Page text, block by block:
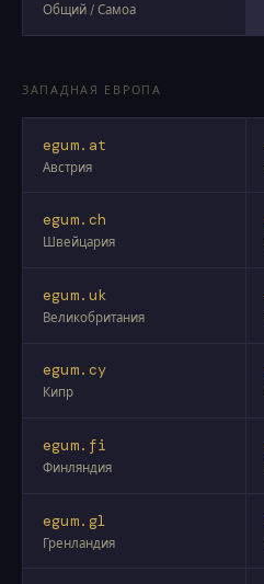
Общий / Самоа
ЗАПАДНАЯ ЕВРОПА
egum.at
Австрия
egum.ch
Швейцария
egum.uk
Великобритания
egum.cy
Кипр
egum.fi
Финляндия
egum.gl
Гренландия